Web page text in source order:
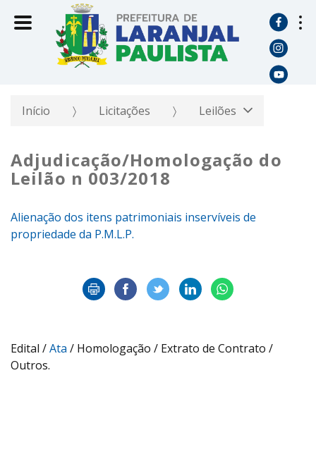
Início Licitações Leilões
Adjudicação/Homologação do
Leilão n 003/2018
Alienação dos itens patrimoniais inservíveis de
propriedade da P.M.L.P.
Edital /Ata / Homologação / Extrato de Contrato /
Outros.